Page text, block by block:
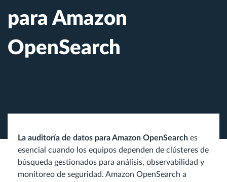
para Amazon
OpenSearch
La auditoría de datos para Amazon OpenSearch es
esencial cuando los equipos dependen de clústeres de
búsqueda gestionados para análisis, observabilidad y
monitoreo de seguridad. Amazon OpenSearch a